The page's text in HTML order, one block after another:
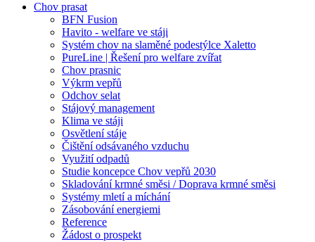
Chov prasat
BFN Fusion
Havito - welfare ve stáji
Systém chov na slaměné podestýlce Xaletto
PureLine | Řešení pro welfare zvířat
Chov prasnic
Výkrm vepřů
Odchov selat
Stájový management
Klima ve stáji
Osvětlení stáje
Čištění odsávaného vzduchu
Využití odpadů
Studie koncepce Chov vepřů 2030
Skladování krmné směsi / Doprava krmné směsi
Systémy mletí a míchání
Zásobování energiemi
Reference
Žádost o prospekt